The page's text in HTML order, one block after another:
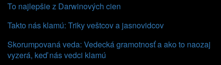
To najlepšie z Darwinových cien
Takto nás klamú: Triky veštcov a jasnovidcov
Skorumpovaná veda: Vedecká gramotnosť a ako to naozaj
vyzerá, keď nás vedci klamú